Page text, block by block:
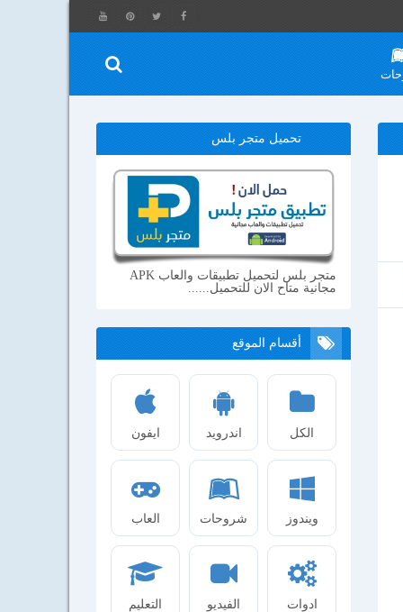
تحميل متجر بلس
متجر بلس لتحميل تطبيقات والعاب APK
مجانية متاح الان للتحميل......
أقسام الموقع
الكل اندرويد ايفون
ويندوز شروحات العاب
ادوات الفيديو التعليم